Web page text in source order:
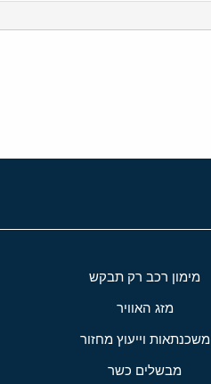
מימון רכב רק תבקש
מזג האוויר
משכנתאות וייעוץ מחזור
מבשלים כשר